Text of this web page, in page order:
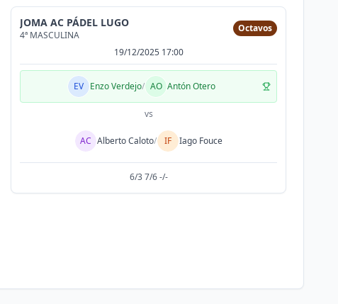
JOMA AC PÁDEL LUGO
4ª MASCULINA
Octavos
19/12/2025 17:00
EV Enzo Verdejo/ AO Antón Otero
vs
AC Alberto Caloto/ IF Iago Fouce
6/3 7/6 -/-